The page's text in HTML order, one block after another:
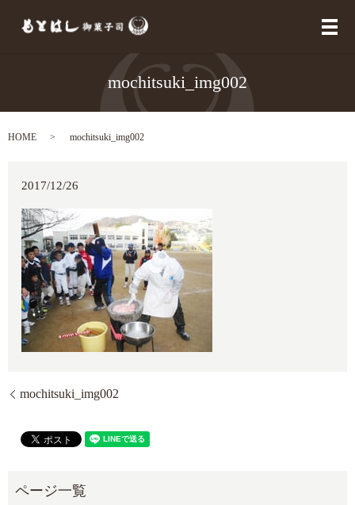
メ
mochitsuki_img002
HOME mochitsuki_img002
2017/12/26
mochitsuki_img002